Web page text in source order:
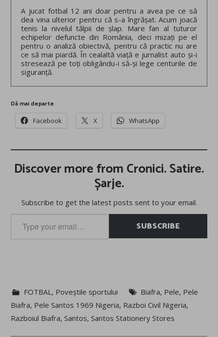
A jucat fotbal 12 ani doar pentru a avea pe ce să
dea vina ulterior pentru că s-a îngrășat. Acum joacă
tenis la nivelul tălpii de șlap. Mare fan al tuturor
echipelor defuncte din România, deci mizați pe el
pentru o analiză obiectivă, pentru că practic nu are
ce să mai piardă. În cealaltă viață e jurnalist auto și-i
stresează pe toți obligându-i să-și lege centurile de
siguranță.
Dă mai departe
Facebook X WhatsApp
Discover more from Cronici. Satire.
Șarje.
Subscribe to get the latest posts sent to your email.
your
email…
SUBSCRIBE
FOTBAL , Poveștile sportului Biafra, Pele, Pele
Biafra, Pele Santos 1969 Nigeria, Razboi Civil Nigeria,
Razboiul Biafra,Santos,Santos Stationery Stores